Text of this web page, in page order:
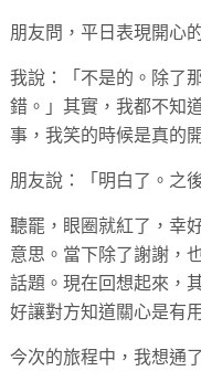
朋友問，平日表現開心
我說：「不是的。除了
錯。」其實，我都不知
事，我笑的時候是真的
朋友說：「明白了。之
聽罷，眼圈就紅了，幸
意思。當下除了謝謝，
話題。現在回想起來，
好讓對方知道關心是有
今次的旅程中，我想通